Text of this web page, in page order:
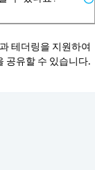
테더링을 지원하여
공유할 수 있습니다.